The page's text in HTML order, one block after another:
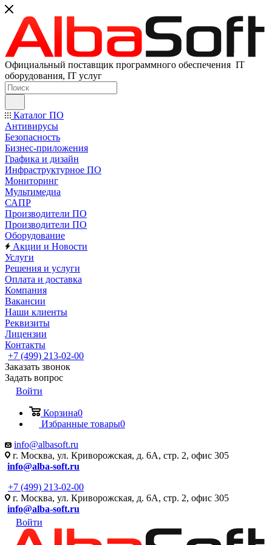
Официальный поставщик программного обеспечения IT
оборудования, IT услуг
Каталог ПО
Антивирусы
Безопасность
Бизнес-приложения
Графика и дизайн
Инфраструктурное ПО
Мониторинг
Мультимедиа
САПР
Производители ПО
Производители ПО
Оборудование
Акции и Новости
Услуги
Решения и услуги
Оплата и доставка
Компания
Вакансии
Наши клиенты
Реквизиты
Лицензии
Контакты
+7 (499) 213-02-00
Заказать звонок
Задать вопрос
Войти
Корзина0
Избранные товары0
info@albasoft.ru
г. Москва, ул. Криворожская, д. 6А, стр. 2, офис 305
info@alba-soft.ru
+7 (499) 213-02-00
г. Москва, ул. Криворожская, д. 6А, стр. 2, офис 305
info@alba-soft.ru
Войти